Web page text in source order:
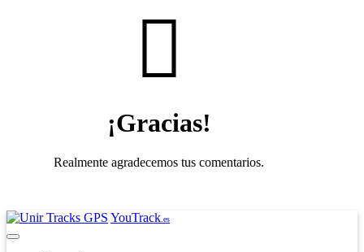
¡Gracias!
Realmente agradecemos tus comentarios.
YouTrack.es